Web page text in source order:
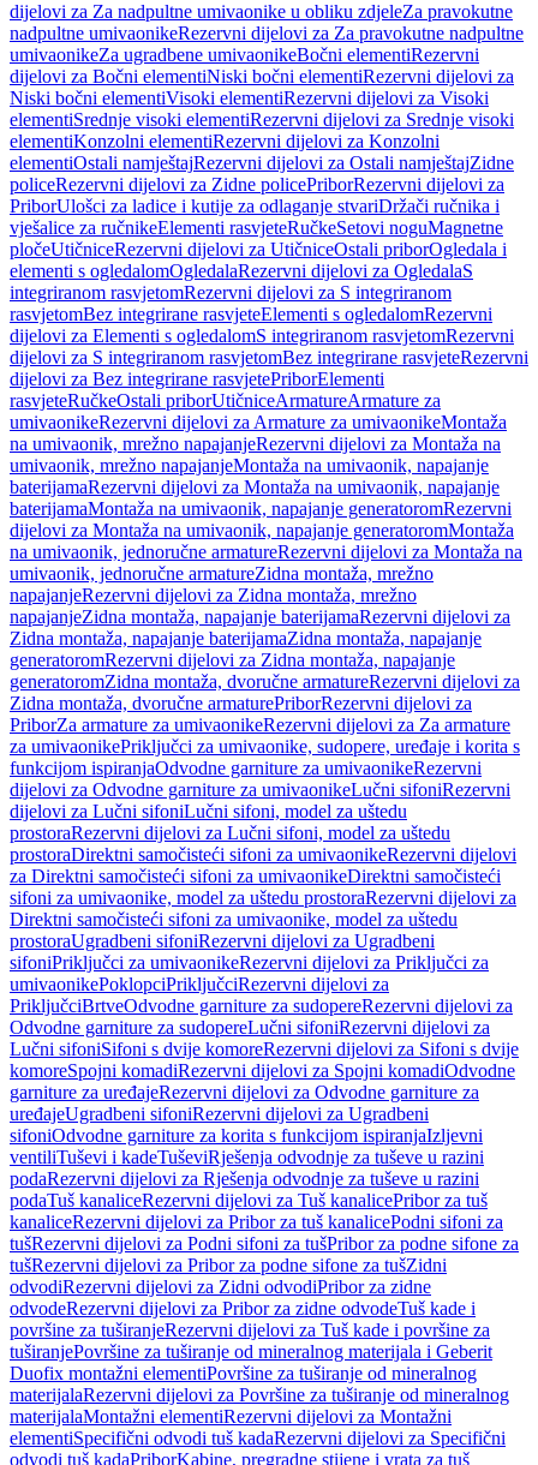
dijelovi za Za nadpultne umivaonike u obliku zdjeleZa pravokutne
nadpultne umivaonikeRezervni dijelovi za Za pravokutne nadpultne
umivaonikeZa ugradbene umivaonikeBočni elementiRezervni
dijelovi za Bočni elementiNiski bočni elementiRezervni dijelovi za
Niski bočni elementiVisoki elementiRezervni dijelovi za Visoki
elementiSrednje visoki elementiRezervni dijelovi za Srednje visoki
elementiKonzolni elementiRezervni dijelovi za Konzolni
elementiOstali namještajRezervni dijelovi za Ostali namještajZidne
policeRezervni dijelovi za Zidne policePriborRezervni dijelovi za
PriborUlošci za ladice i kutije za odlaganje stvariDržači ručnika i
vješalice za ručnikeElementi rasvjeteRučkeSetovi noguMagnetne
pločeUtičniceRezervni dijelovi za UtičniceOstali priborOgledala i
elementi s ogledalomOgledalaRezervni dijelovi za OgledalaS
integriranom rasvjetomRezervni dijelovi za S integriranom
rasvjetomBez integrirane rasvjeteElementi s ogledalomRezervni
dijelovi za Elementi s ogledalomS integriranom rasvjetomRezervni
dijelovi za S integriranom rasvjetomBez integrirane rasvjeteRezervni
dijelovi za Bez integrirane rasvjetePriborElementi
rasvjeteRučkeOstali priborUtičniceArmatureArmature za
umivaonikeRezervni dijelovi za Armature za umivaonikeMontaža
na umivaonik, mrežno napajanjeRezervni dijelovi za Montaža na
umivaonik, mrežno napajanjeMontaža na umivaonik, napajanje
baterijamaRezervni dijelovi za Montaža na umivaonik, napajanje
baterijamaMontaža na umivaonik, napajanje generatoromRezervni
dijelovi za Montaža na umivaonik, napajanje generatoromMontaža
na umivaonik, jednoručne armatureRezervni dijelovi za Montaža na
umivaonik, jednoručne armatureZidna montaža, mrežno
napajanjeRezervni dijelovi za Zidna montaža, mrežno
napajanjeZidna montaža, napajanje baterijamaRezervni dijelovi za
Zidna montaža, napajanje baterijamaZidna montaža, napajanje
generatoromRezervni dijelovi za Zidna montaža, napajanje
generatoromZidna montaža, dvoručne armatureRezervni dijelovi za
Zidna montaža, dvoručne armaturePriborRezervni dijelovi za
PriborZa armature za umivaonikeRezervni dijelovi za Za armature
za umivaonikePriključci za umivaonike, sudopere, uređaje i korita s
funkcijom ispiranjaOdvodne garniture za umivaonikeRezervni
dijelovi za Odvodne garniture za umivaonikeLučni sifoniRezervni
dijelovi za Lučni sifoniLučni sifoni, model za uštedu
prostoraRezervni dijelovi za Lučni sifoni, model za uštedu
prostoraDirektni samočisteći sifoni za umivaonikeRezervni dijelovi
za Direktni samočisteći sifoni za umivaonikeDirektni samočisteći
sifoni za umivaonike, model za uštedu prostoraRezervni dijelovi za
Direktni samočisteći sifoni za umivaonike, model za uštedu
prostoraUgradbeni sifoniRezervni dijelovi za Ugradbeni
sifoniPriključci za umivaonikeRezervni dijelovi za Priključci za
umivaonikePoklopciPriključciRezervni dijelovi za
PriključciBrtveOdvodne garniture za sudopereRezervni dijelovi za
Odvodne garniture za sudopereLučni sifoniRezervni dijelovi za
Lučni sifoniSifoni s dvije komoreRezervni dijelovi za Sifoni s dvije
komoreSpojni komadiRezervni dijelovi za Spojni komadiOdvodne
garniture za uređajeRezervni dijelovi za Odvodne garniture za
uređajeUgradbeni sifoniRezervni dijelovi za Ugradbeni
sifoniOdvodne garniture za korita s funkcijom ispiranjaIzljevni
ventiliTuševi i kadeTuševiRješenja odvodnje za tuševe u razini
podaRezervni dijelovi za Rješenja odvodnje za tuševe u razini
podaTuš kanaliceRezervni dijelovi za Tuš kanalicePribor za tuš
kanaliceRezervni dijelovi za Pribor za tuš kanalicePodni sifoni za
tušRezervni dijelovi za Podni sifoni za tušPribor za podne sifone za
tušRezervni dijelovi za Pribor za podne sifone za tušZidni
odvodiRezervni dijelovi za Zidni odvodiPribor za zidne
odvodeRezervni dijelovi za Pribor za zidne odvodeTuš kade i
površine za tuširanjeRezervni dijelovi za Tuš kade i površine za
tuširanjePovršine za tuširanje od mineralnog materijala i Geberit
Duofix montažni elementiPovršine za tuširanje od mineralnog
materijalaRezervni dijelovi za Površine za tuširanje od mineralnog
materijalaMontažni elementiRezervni dijelovi za Montažni
elementiSpecifični odvodi tuš kadaRezervni dijelovi za Specifični
odvodi tuš kadaPriborKabine, pregradne stijene i vrata za tuš